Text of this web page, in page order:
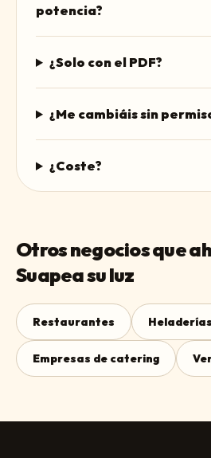
potencia?
¿Solo con el PDF?
¿Me cambiáis sin
¿Coste?
Otros negocios que
Suapea su luz
Restaurantes Heladerías
Empresas de catering